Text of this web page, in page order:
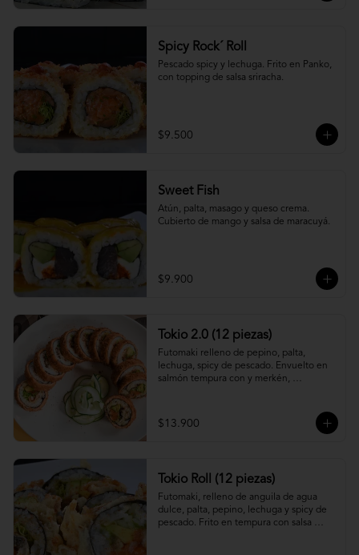
Spicy Rock´ Roll
Pescado spicy y lechuga. Frito en Panko,
con topping de salsa sriracha.
$9.500
Sweet Fish
Atún, palta, masago y queso crema.
Cubierto de mango y salsa de maracuyá.
$9.900
Tokio 2.0 (12 piezas)
Futomaki relleno de pepino, palta,
lechuga, spicy de pescado. Envuelto en
salmón tempura con y merkén,
$13.900
Tokio Roll (12 piezas)
Futomaki, relleno de anguila de agua
dulce, palta, pepino, lechuga y spicy de
pescado. Frito en tempura con salsa